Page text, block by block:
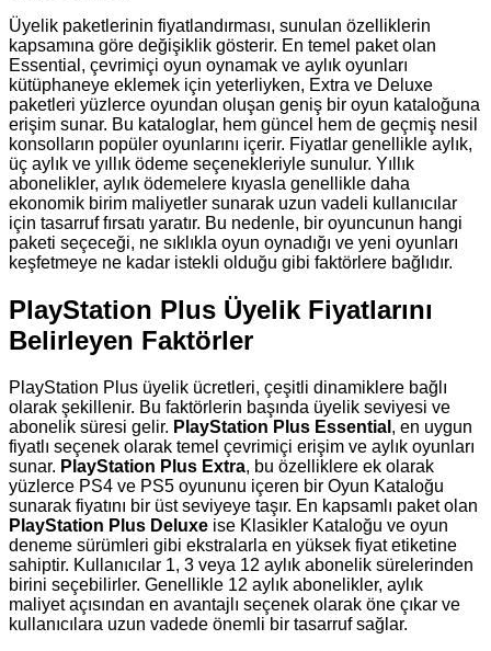
Üyelik paketlerinin fiyatlandırması, sunulan özelliklerin
kapsamına göre değişiklik gösterir. En temel paket olan
Essential, çevrimiçi oyun oynamak ve aylık oyunları
kütüphaneye eklemek için yeterliyken, Extra ve Deluxe
paketleri yüzlerce oyundan oluşan geniş bir oyun kataloğuna
erişim sunar. Bu kataloglar, hem güncel hem de geçmiş nesil
konsolların popüler oyunlarını içerir. Fiyatlar genellikle aylık,
üç aylık ve yıllık ödeme seçenekleriyle sunulur. Yıllık
abonelikler, aylık ödemelere kıyasla genellikle daha
ekonomik birim maliyetler sunarak uzun vadeli kullanıcılar
için tasarruf fırsatı yaratır. Bu nedenle, bir oyuncunun hangi
paketi seçeceği, ne sıklıkla oyun oynadığı ve yeni oyunları
keşfetmeye ne kadar istekli olduğu gibi faktörlere bağlıdır.
PlayStation Plus Üyelik Fiyatlarını
Belirleyen Faktörler
PlayStation Plus üyelik ücretleri, çeşitli dinamiklere bağlı
olarak şekillenir. Bu faktörlerin başında üyelik seviyesi ve
abonelik süresi gelir. PlayStation Plus Essential , en uygun
fiyatlı seçenek olarak temel çevrimiçi erişim ve aylık oyunları
sunar. PlayStation Plus Extra, bu özelliklere ek olarak
yüzlerce PS4 ve PS5 oyununu içeren bir Oyun Kataloğu
sunarak fiyatını bir üst seviyeye taşır. En kapsamlı paket olan
PlayStation Plus Deluxe ise Klasikler Kataloğu ve oyun
deneme sürümleri gibi ekstralarla en yüksek fiyat etiketine
sahiptir. Kullanıcılar 1, 3 veya 12 aylık abonelik sürelerinden
birini seçebilirler. Genellikle 12 aylık abonelikler, aylık
maliyet açısından en avantajlı seçenek olarak öne çıkar ve
kullanıcılara uzun vadede önemli bir tasarruf sağlar.